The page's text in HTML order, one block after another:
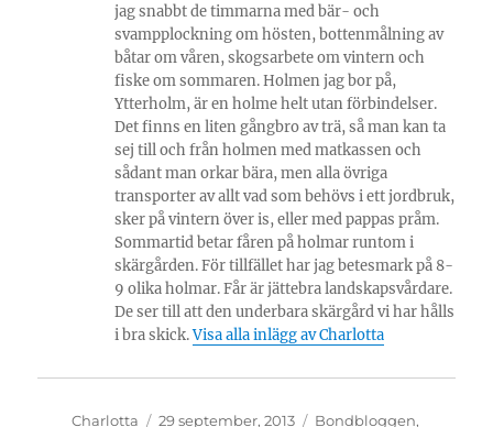
jag snabbt de timmarna med bär- och
svampplockning om hösten, bottenmålning av
båtar om våren, skogsarbete om vintern och
fiske om sommaren. Holmen jag bor på,
Ytterholm, är en holme helt utan förbindelser.
Det finns en liten gångbro av trä, så man kan ta
sej till och från holmen med matkassen och
sådant man orkar bära, men alla övriga
transporter av allt vad som behövs i ett jordbruk,
sker på vintern över is, eller med pappas pråm.
Sommartid betar fåren på holmar runtom i
skärgården. För tillfället har jag betesmark på 8-
9 olika holmar. Får är jättebra landskapsvårdare.
De ser till att den underbara skärgård vi har hålls
i bra skick.Visa alla inlägg av Charlotta
Författare
Charlotta Publicerat
29 september, 2013 Kategorier
Bondbloggen,